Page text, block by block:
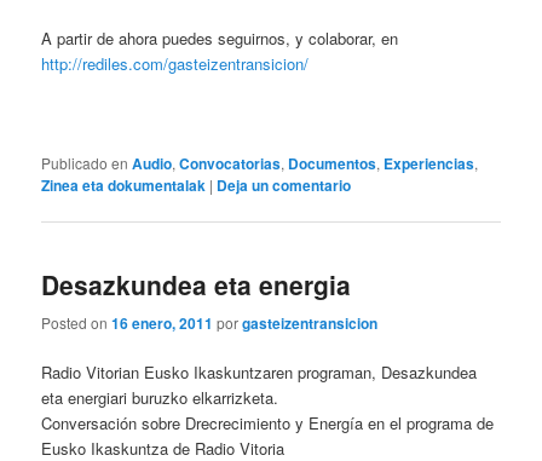
A partir de ahora puedes seguirnos, y colaborar, en
http://rediles.com/gasteizentransicion/
Publicado en Audio,Convocatorias, Documentos, Experiencias,
Zinea eta dokumentalak | Deja un comentario
Desazkundea eta energia
Posted on16 enero, 2011 porgasteizentransicion
Radio Vitorian Eusko Ikaskuntzaren programan, Desazkundea
eta energiari buruzko elkarrizketa.
Conversación sobre Drecrecimiento y Energía en el programa de
Eusko Ikaskuntza de Radio Vitoria